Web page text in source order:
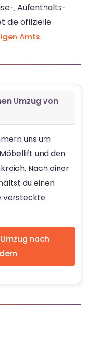
, Aufenthalts-
die offizielle
Amts.
Umzug von
uns um
und den
Nach einer
du einen
versteckte
nach